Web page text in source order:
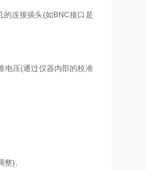
连接插头(如BNC接口是
电压(通过仪器内部的校准
)。